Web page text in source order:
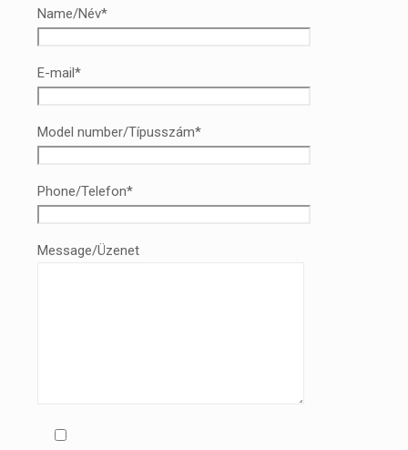
Name/Név*
E-mail*
Model number/Típusszám*
Phone/Telefon*
Message/Üzenet